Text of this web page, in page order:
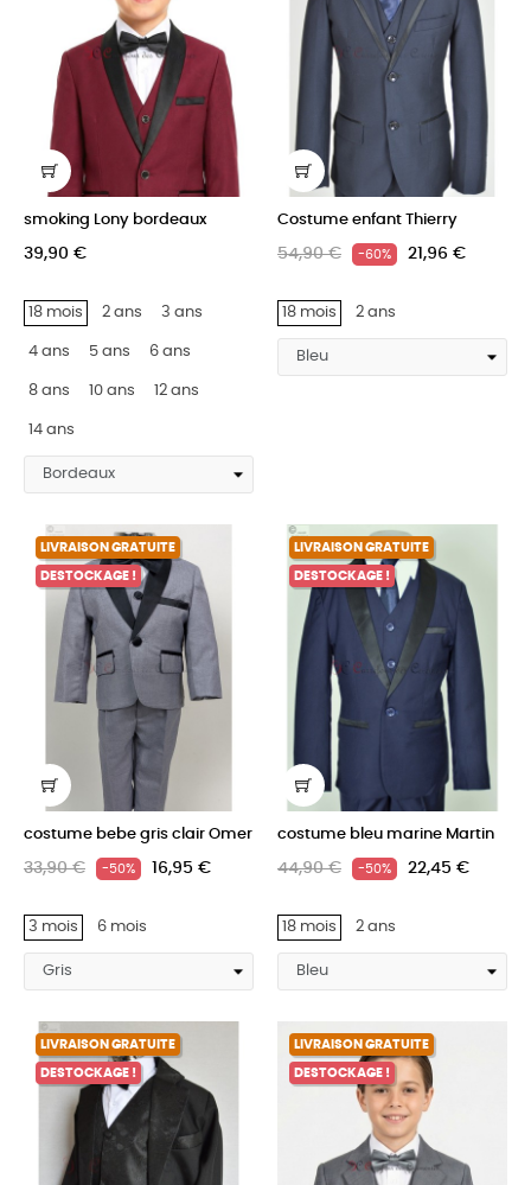
smoking Lony bordeaux
39,90 €
18 mois 2 ans 3 ans
4 ans 5 ans 6 ans
8 ans 10 ans 12 ans
14 ans
Costume enfant Thierry
54,90 € -60% 21,96 €
18 mois 2 ans
LIVRAISON GRATUITE
DESTOCKAGE !
costume bebe gris clair Omer
33,90 € -50% 16,95 €
3 mois 6 mois
LIVRAISON GRATUITE
DESTOCKAGE !
costume bleu marine Martin
44,90 € -50% 22,45 €
18 mois 2 ans
LIVRAISON GRATUITE
DESTOCKAGE !
LIVRAISON GRATUITE
DESTOCKAGE !